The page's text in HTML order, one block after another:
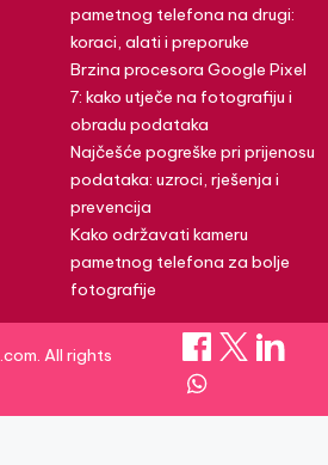
pametnog telefona na drugi:
koraci, alati i preporuke
Brzina procesora Google Pixel
7: kako utječe na fotografiju i
obradu podataka
Najčešće pogreške pri prijenosu
podataka: uzroci, rješenja i
prevencija
Kako održavati kameru
pametnog telefona za bolje
fotografije
All rights